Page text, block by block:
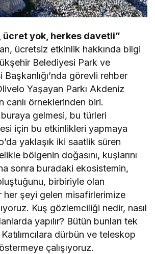
ücret yok, herkes davetli”
ücretsiz etkinlik hakkında bilgi
Belediyesi Park ve
Başkanlığı’nda görevli rehber
Yaşayan Parkı Akdeniz
canlı örneklerinden biri.
buraya gelmesi, bu türleri
için bu etkinlikleri yapmaya
yaklaşık iki saatlik süren
bölgenin doğasını, kuşlarını
sonra buradaki ekosistemin,
birbiriyle olan
her şeyi gelen misafirlerimize
Kuş gözlemciliği nedir, nasıl
yapılır? Bütün bunları tek
dürbün ve teleskop
çalışıyoruz.